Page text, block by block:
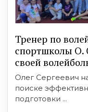
Тренер по
спортшколы О.
своей
Олег Сергеевич
поиске
подготовки ...